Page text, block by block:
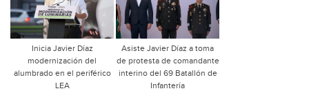
Inicia Javier Díaz
modernización del
alumbrado en el periférico
LEA
Asiste Javier Díaz a toma
de protesta de comandante
interino del 69 Batallón de
Infantería